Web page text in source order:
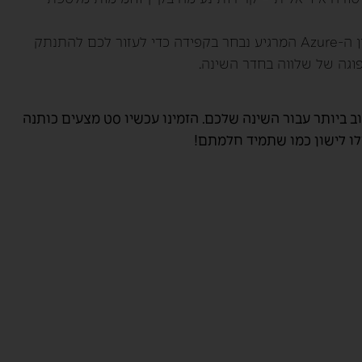
גוון ה-Azure המרגיע נבחר בקפידה כדי לעזור לכם להתנתק
של שלווה בחדר השינה.
ביותר עבור השינה שלכם. הזמינו עכשיו סט מצעים כותנה